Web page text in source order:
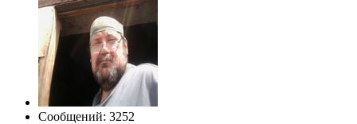
Сообщений: 3252